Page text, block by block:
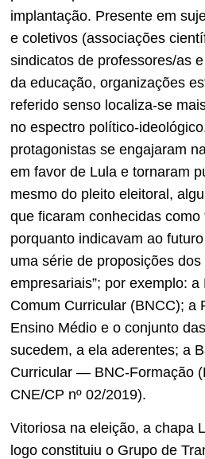
implantação. Presente em
e coletivos (associações
sindicatos de professores/as
da educação, organizações
referido senso localiza-se
no espectro político-
protagonistas se engajaram
em favor de Lula e tornaram
mesmo do pleito eleitoral,
que ficaram conhecidas como
porquanto indicavam ao
uma série de proposições dos
empresariais”; por exemplo: a
Comum Curricular (BNCC); a
Ensino Médio e o conjunto
sucedem, a ela aderentes; a
Curricular — BNC-Formação
CNE/CP nº 02/2019).
Vitoriosa na eleição, a chapa
logo constituiu o Grupo de